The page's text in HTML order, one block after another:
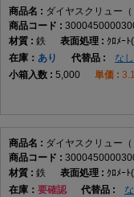
ダイヤスクリュー
鉄
ｸﾛﾒｰ
在庫
あり
なし
5,000
ダイヤスクリュー
鉄
ｸﾛﾒｰ
在庫
要確認